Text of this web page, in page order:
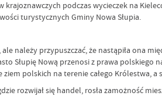
krajoznawczych podczas wycieczek na
turystycznych Gminy Nowa Słupia.
należy przypuszczać, że nastąpiła ona
Słupię Nową przenosi z prawa
polskich na terenie całego Królestwa,
rozwijał się handel, rosła zamożność